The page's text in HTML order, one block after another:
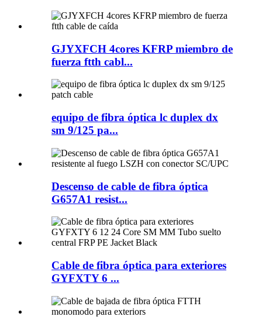
GJYXFCH 4cores KFRP miembro de
fuerza ftth cabl...
equipo de fibra óptica lc duplex dx
sm 9/125 pa...
Descenso de cable de fibra óptica
G657A1 resist...
Cable de fibra óptica para exteriores
GYFXTY 6 ...